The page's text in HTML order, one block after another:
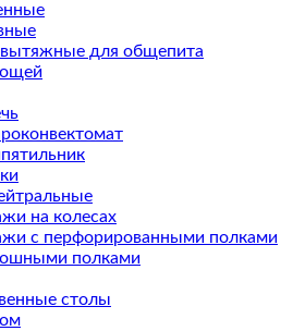
для общепита
на колесах
с перфорированными полками
полками
столы